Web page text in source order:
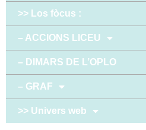
>> Los fòcus :
– ACCIONS LICEU
– DIMARS DE L’OPLO
– GRAF
>> Univers web